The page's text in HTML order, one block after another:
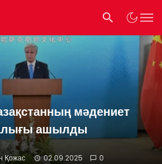
мәдениет
ашылды
Қожас 02.09.2025 0